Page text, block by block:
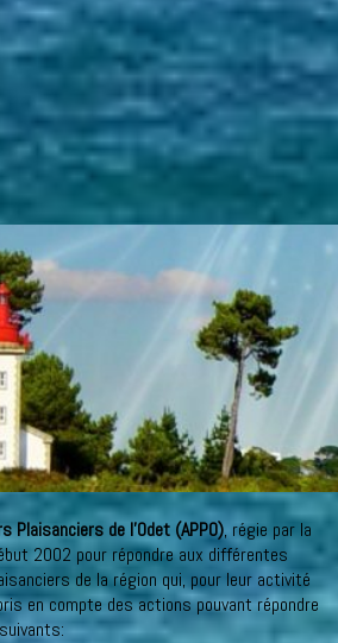
Plaisanciers de l’Odet (APPO), régie par la
2002 pour répondre aux différentes
de la région qui, pour leur activité
en compte des actions pouvant répondre